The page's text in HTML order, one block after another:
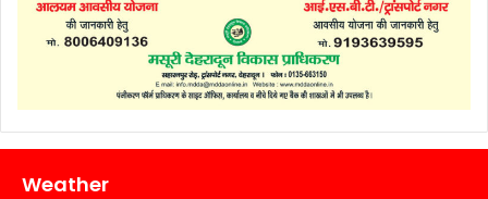
Weather